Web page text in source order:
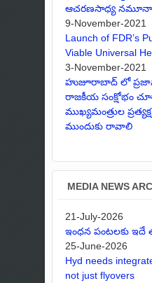
ఆచరణసాధ్య
9-November-2021
Launch of FDR’s
Viable Universal
3-November-2021
హుజూరాబాద్ లో
రాజకీయ సంక్షోభం
ముఖ్యమంత్రుల
ముందుకు రావాలి
MEDIA NEWS
21-July-2026
ఇంధన పంటలకు ఇదే
25-June-2026
Hyd needs
not just flyovers